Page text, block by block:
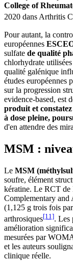
College of
2020 dans Arthritis
Pour autant, la
européennes
sulfate de qualité
chlorhydrate
qualité galénique
études européennes
sur la progression
evidence-based, est
produit et
à dose pleine,
d'en attendre des
MSM :
Le MSM
soufre, élément
kératine. Le RCT
Complementary
(1,125 g trois fois
arthrosiques[11]. Les
amélioration
mesurées par
et les auteurs
clinique réelle.